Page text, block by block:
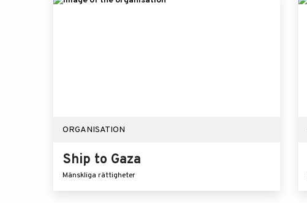
ORGANISATION
Ship to Gaza
Mänskliga rättigheter